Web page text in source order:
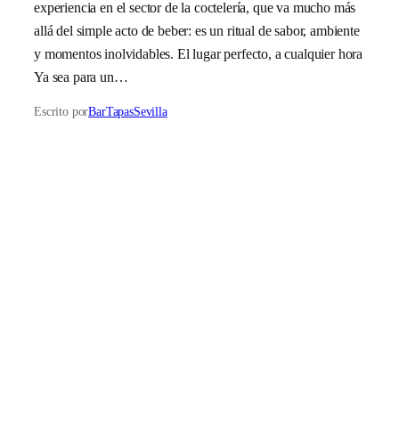
experiencia en el sector de la coctelería, que va mucho más
allá del simple acto de beber: es un ritual de sabor, ambiente
y momentos inolvidables. El lugar perfecto, a cualquier hora
Ya sea para un…
Escrito porBarTapasSevilla